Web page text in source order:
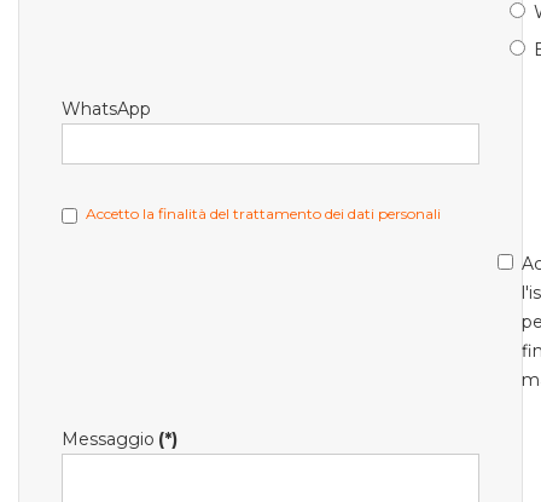
WhatsApp
Accetto la finalità del trattamento dei dati personali
Messaggio (*)